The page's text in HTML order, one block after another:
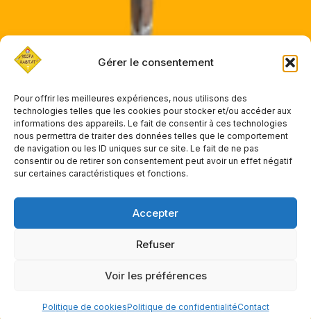
Gérer le consentement
Pour offrir les meilleures expériences, nous utilisons des
technologies telles que les cookies pour stocker et/ou accéder aux
informations des appareils. Le fait de consentir à ces technologies
nous permettra de traiter des données telles que le comportement
de navigation ou les ID uniques sur ce site. Le fait de ne pas
consentir ou de retirer son consentement peut avoir un effet négatif
sur certaines caractéristiques et fonctions.
Accepter
Refuser
Voir les préférences
Politique de cookiesPolitique de confidentialitéContact
« Précédent 1 2 3 4
Suivant »
Mentions légales